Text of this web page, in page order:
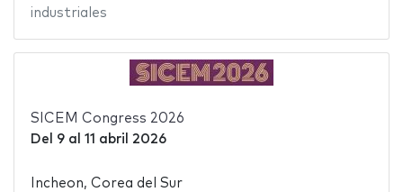
industriales
SICEM Congress 2026
Del 9al 11 abril 2026
Incheon, Corea del Sur